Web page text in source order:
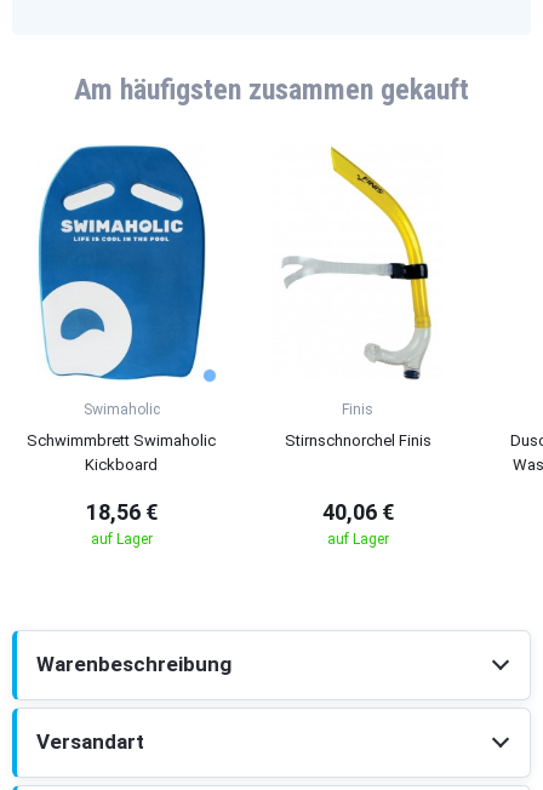
Am häufigsten zusammen gekauft
Swimaholic
Schwimmbrett Swimaholic
Kickboard
18,56 €
auf Lager
Finis
Stirnschnorchel Finis
40,06 €
auf Lager
Warenbeschreibung
Versandart